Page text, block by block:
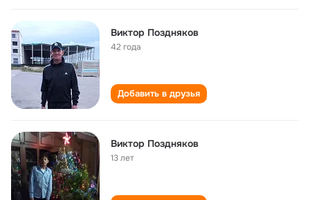
Виктор Поздняков
42 года
Добавить в друзья
Виктор Поздняков
13 лет